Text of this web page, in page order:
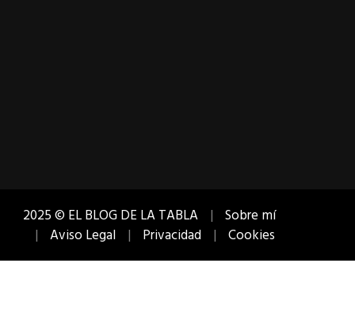
2025 © EL BLOG DE LA TABLA
Sobre mí
Aviso Legal
Privacidad Cookies